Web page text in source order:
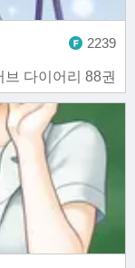
브 다이어리 88권
2239